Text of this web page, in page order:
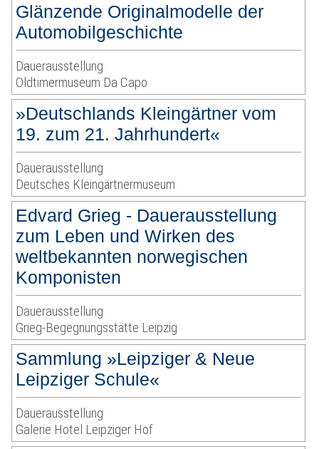
Glänzende Originalmodelle der
Automobilgeschichte
Dauerausstellung
Oldtimermuseum Da Capo
»Deutschlands Kleingärtner vom
19. zum 21. Jahrhundert«
Dauerausstellung
Deutsches Kleingärtnermuseum
Edvard Grieg - Dauerausstellung
zum Leben und Wirken des
weltbekannten norwegischen
Komponisten
Dauerausstellung
Grieg-Begegnungsstätte Leipzig
Sammlung »Leipziger & Neue
Leipziger Schule«
Dauerausstellung
Galerie Hotel Leipziger Hof